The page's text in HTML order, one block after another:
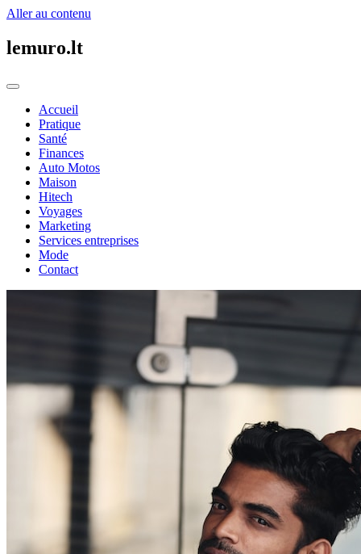
Aller au contenu
lemuro.lt
Accueil
Pratique
Santé
Finances
Auto Motos
Maison
Hitech
Voyages
Marketing
Services entreprises
Mode
Contact